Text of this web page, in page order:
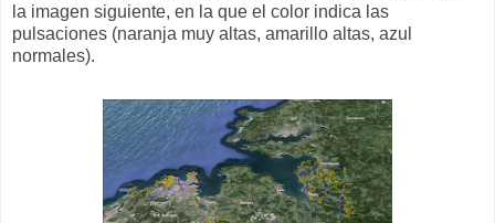
la imagen siguiente, en la que el color indica las
pulsaciones (naranja muy altas, amarillo altas, azul
normales).